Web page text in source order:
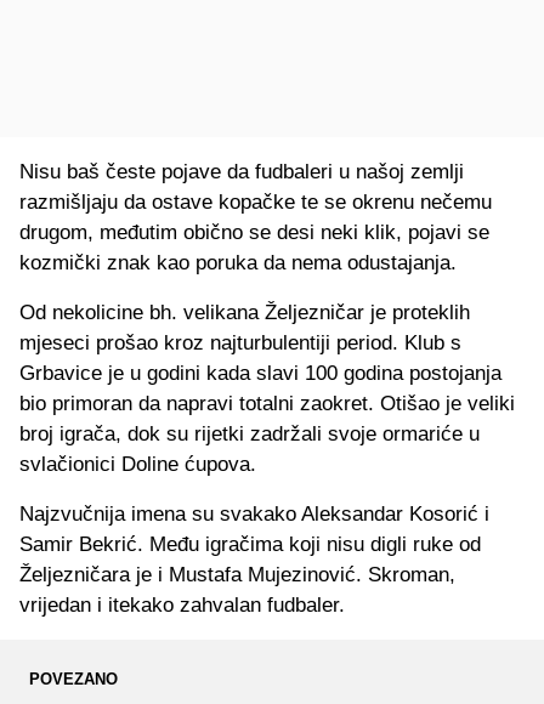
Nisu baš česte pojave da fudbaleri u našoj zemlji
razmišljaju da ostave kopačke te se okrenu nečemu
drugom, međutim obično se desi neki klik, pojavi se
kozmički znak kao poruka da nema odustajanja.
Od nekolicine bh. velikana Željezničar je proteklih
mjeseci prošao kroz najturbulentiji period. Klub s
Grbavice je u godini kada slavi 100 godina postojanja
bio primoran da napravi totalni zaokret. Otišao je veliki
broj igrača, dok su rijetki zadržali svoje ormariće u
svlačionici Doline ćupova.
Najzvučnija imena su svakako Aleksandar Kosorić i
Samir Bekrić. Među igračima koji nisu digli ruke od
Željezničara je i Mustafa Mujezinović. Skroman,
vrijedan i itekako zahvalan fudbaler.
POVEZANO